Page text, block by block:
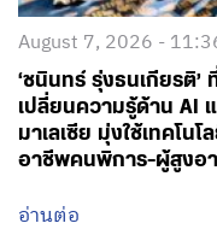
August 7, 2026 -
‘ชนินทร์ รุ่งธนเกียรติ
เปลี่ยนความรู้ด้าน AI
มาเลเซีย มุ่งใช้เทคโน
อาชีพคนพิการ-ผู้สูงอ
อ่านต่อ